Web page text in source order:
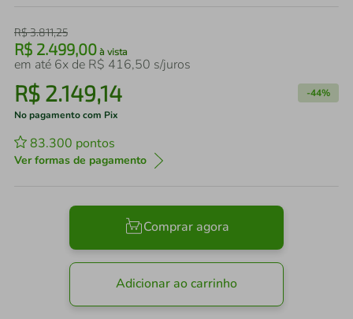
R$3.811,25
R$ 2.499,00 à vista
em até 6x de R$ 416,50 s/juros
R$ 2.149,14 -44%
No pagamento com Pix
83.300 pontos
Ver formas de pagamento
Comprar agora
Adicionar ao carrinho